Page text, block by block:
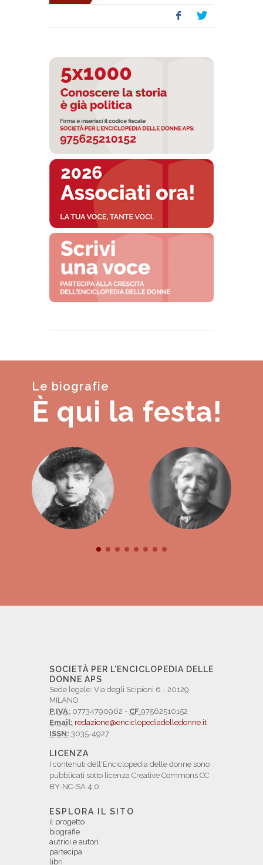
Le biografie
È qui la festa!
SOCIETÀ PER L'ENCICLOPEDIA DELLE
DONNE APS
Sede legale: Via degli Scipioni 6 - 20129
MILANO
P.IVA: 07734790962 - CF 97562510152
Email: redazione@enciclopediadelledonne.it
ISSN: 3035-4927
LICENZA
I contenuti dell'Enciclopedia delle donne sono
pubblicati sotto licenza Creative Commons CC
BY-NC-SA 4.0.
ESPLORA IL SITO
il progetto
biografie
autrici e autori
partecipa
libri